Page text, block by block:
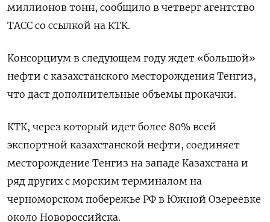
миллионов тонн, сообщило в четверг агентство
ТАСС со ссылкой на КТК.
Консорциум в следующем году ждет «большой»
нефти с казахстанского месторождения Тенгиз,
что даст дополнительные объемы прокачки.
КТК, через который идет более 80% всей
экспортной казахстанской нефти, соединяет
месторождение Тенгиз на западе Казахстана и
ряд других с морским терминалом на
черноморском побережье РФ в Южной Озереевке
около Новороссийска.